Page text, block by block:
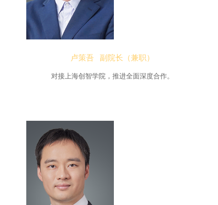
卢策吾 副院长（兼职）
对接上海创智学院，推进全面深度合作。